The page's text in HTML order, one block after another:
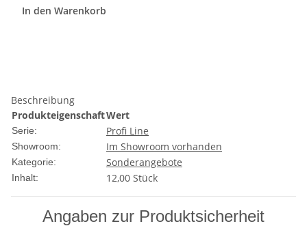
In den Warenkorb
Beschreibung
ProdukteigenschaftWert
Serie: Profi Line
Showroom: Im Showroom vorhanden
Kategorie: Sonderangebote
Inhalt: 12,00 Stück
Angaben zur Produktsicherheit